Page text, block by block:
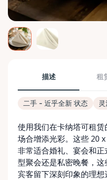
描述 租
二手 - 近乎全新 状态
使用我们在卡纳塔可租
场合增添光彩。这些 20
非常适合婚礼、宴会和
型聚会还是私密晚餐，
宾客留下深刻印象的理想